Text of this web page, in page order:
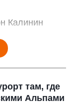
Калинин
там, где
Альпами